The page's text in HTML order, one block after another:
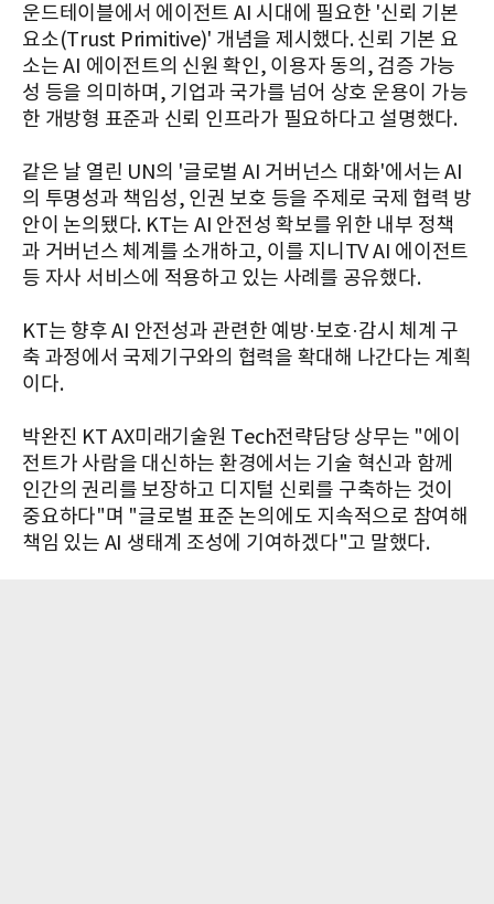
운드테이블에서 에이전트 AI 시대에 필요한 '신뢰 기본
요소(Trust Primitive)' 개념을 제시했다. 신뢰 기본 요
소는 AI 에이전트의 신원 확인, 이용자 동의, 검증 가능
성 등을 의미하며, 기업과 국가를 넘어 상호 운용이 가능
한 개방형 표준과 신뢰 인프라가 필요하다고 설명했다.
같은 날 열린 UN의 '글로벌 AI 거버넌스 대화'에서는 AI
의 투명성과 책임성, 인권 보호 등을 주제로 국제 협력 방
안이 논의됐다. KT는 AI 안전성 확보를 위한 내부 정책
과 거버넌스 체계를 소개하고, 이를 지니TV AI 에이전트
등 자사 서비스에 적용하고 있는 사례를 공유했다.
KT는 향후 AI 안전성과 관련한 예방·보호·감시 체계 구
축 과정에서 국제기구와의 협력을 확대해 나간다는 계획
이다.
박완진 KT AX미래기술원 Tech전략담당 상무는 "에이
전트가 사람을 대신하는 환경에서는 기술 혁신과 함께
인간의 권리를 보장하고 디지털 신뢰를 구축하는 것이
중요하다"며 "글로벌 표준 논의에도 지속적으로 참여해
책임 있는 AI 생태계 조성에 기여하겠다"고 말했다.